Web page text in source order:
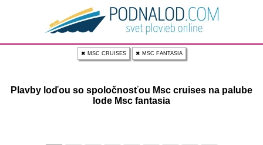
✖ MSC CRUISES ✖ MSC FANTASIA
Plavby loďou so spoločnosťou Msc cruises na palube
lode Msc fantasia